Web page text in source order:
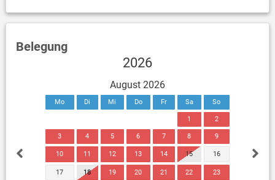
Belegung
2026
August 2026
Mo Di Mi Do Fr Sa So
1 2
3 4 5 6 7 8 9
10 11 12 13 14 15 16
17 18 19 20 21 22 23